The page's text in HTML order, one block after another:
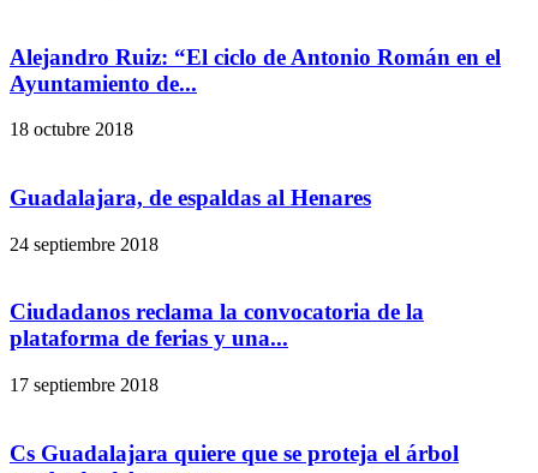
Alejandro Ruiz: “El ciclo de Antonio Román en el
Ayuntamiento de...
18 octubre 2018
Guadalajara, de espaldas al Henares
24 septiembre 2018
Ciudadanos reclama la convocatoria de la
plataforma de ferias y una...
17 septiembre 2018
Cs Guadalajara quiere que se proteja el árbol